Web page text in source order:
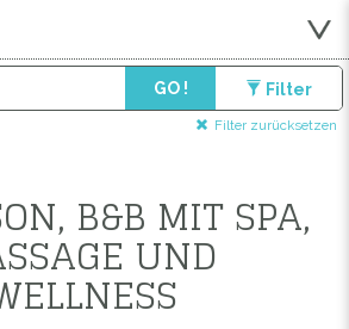
GO ! Filter
Filter zurücksetzen
B&B MIT SPA,
UND